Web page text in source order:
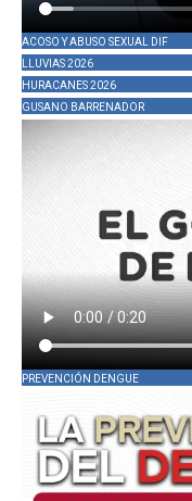
ACOSO Y ABUSO SEXUAL DIF
LLUVIAS 2026
HURACANES 2026
GUSANO BARRENADOR
PREVENCIÓN DENGUE